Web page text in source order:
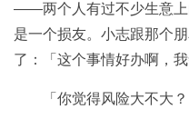
——两个人有过不少生意上
是一个损友。小志跟那个
了：「这个事情好办啊，
「你觉得风险大不大？